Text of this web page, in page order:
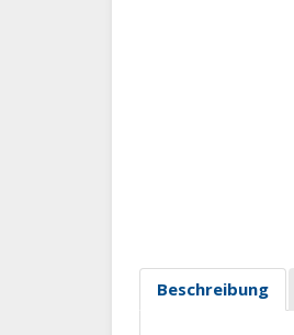
Beschreibung